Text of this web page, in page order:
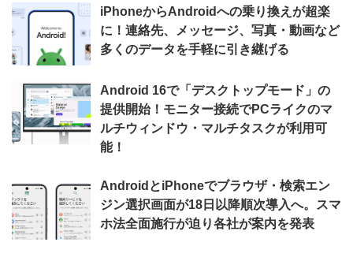
iPhoneからAndroidへの乗り換えが超楽
に！連絡先、メッセージ、写真・動画など
多くのデータを手軽に引き継げる
Android 16で「デスクトップモード」の
提供開始！モニター接続でPCライクのマ
ルチウィンドウ・マルチタスクが利用可
能！
AndroidとiPhoneでブラウザ・検索エン
ジン選択画面が18日以降順次導入へ。スマ
ホ法全面施行が迫り各社が案内を発表